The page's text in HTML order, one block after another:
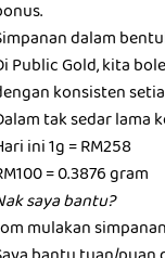
dalam
Public Gold, kita
konsisten
tak sedar lama
ini 1g = RM258
= 0.3876 gram
saya bantu?
mulakan